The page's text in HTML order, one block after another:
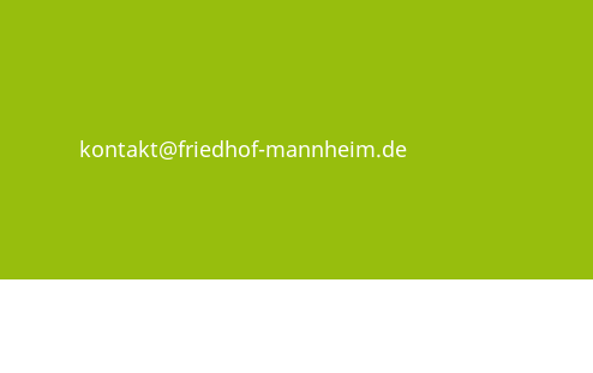
kontakt@friedhof-mannheim.de